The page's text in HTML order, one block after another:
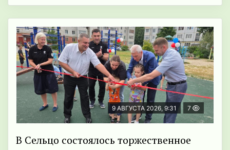
9 АВГУСТА 2026, 9:31 7
В Сельцо состоялось торжественное